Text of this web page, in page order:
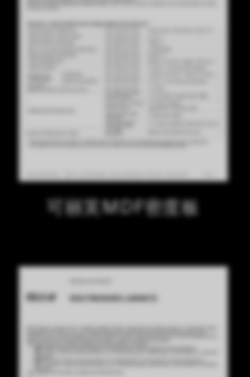
可丽芙MDF密度板